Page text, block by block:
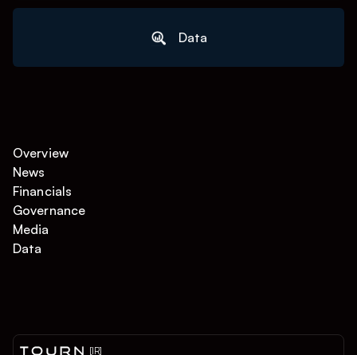
Data
Overview
News
Financials
Governance
Media
Data
[IR]